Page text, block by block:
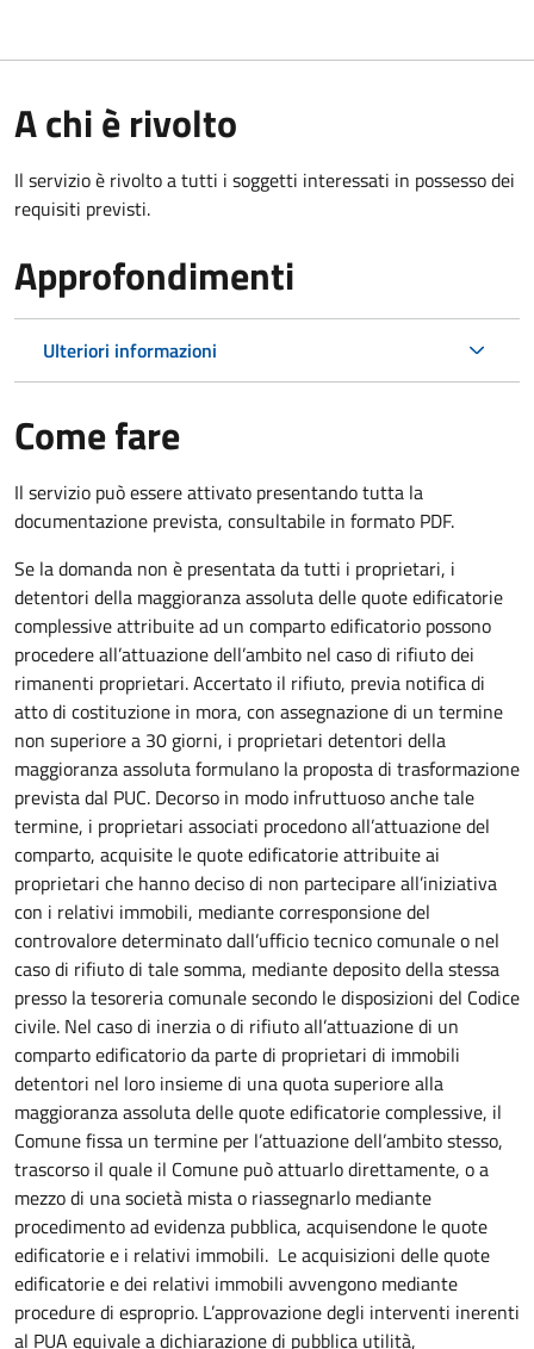
A chi è rivolto
Il servizio è rivolto a tutti i soggetti interessati in possesso dei
requisiti previsti.
Approfondimenti
Ulteriori informazioni
Come fare
Il servizio può essere attivato presentando tutta la
documentazione prevista, consultabile in formato PDF.
Se la domanda non è presentata da tutti i proprietari, i
detentori della maggioranza assoluta delle quote edificatorie
complessive attribuite ad un comparto edificatorio possono
procedere all’attuazione dell’ambito nel caso di rifiuto dei
rimanenti proprietari. Accertato il rifiuto, previa notifica di
atto di costituzione in mora, con assegnazione di un termine
non superiore a 30 giorni, i proprietari detentori della
maggioranza assoluta formulano la proposta di trasformazione
prevista dal PUC. Decorso in modo infruttuoso anche tale
termine, i proprietari associati procedono all’attuazione del
comparto, acquisite le quote edificatorie attribuite ai
proprietari che hanno deciso di non partecipare all’iniziativa
con i relativi immobili, mediante corresponsione del
controvalore determinato dall’ufficio tecnico comunale o nel
caso di rifiuto di tale somma, mediante deposito della stessa
presso la tesoreria comunale secondo le disposizioni del Codice
civile. Nel caso di inerzia o di rifiuto all’attuazione di un
comparto edificatorio da parte di proprietari di immobili
detentori nel loro insieme di una quota superiore alla
maggioranza assoluta delle quote edificatorie complessive, il
Comune fissa un termine per l’attuazione dell’ambito stesso,
trascorso il quale il Comune può attuarlo direttamente, o a
mezzo di una società mista o riassegnarlo mediante
procedimento ad evidenza pubblica, acquisendone le quote
edificatorie e i relativi immobili. Le acquisizioni delle quote
edificatorie e dei relativi immobili avvengono mediante
procedure di esproprio. L’approvazione degli interventi inerenti
al PUA equivale a dichiarazione di pubblica utilità,